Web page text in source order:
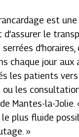
est
le
chaque jour
les patients
ou les
Mantes-la-Jolie.
plus fluide
»